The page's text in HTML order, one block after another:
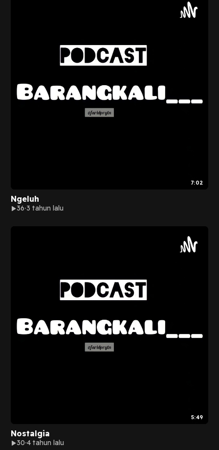
7:02
Ngeluh
36 3 tahun lalu
5:49
Nostalgia
30 4 tahun lalu